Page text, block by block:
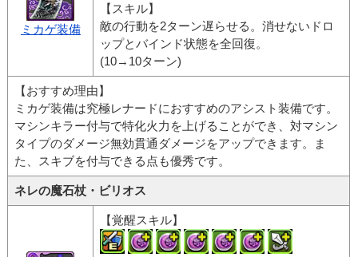
ミカゲ装備
【スキル】
敵の行動を2ターン遅らせる。消せないドロ
ップとバインド状態を全回復。
(10→10ターン)
【おすすめ理由】
ミカゲ装備は究極レナードにおすすめのアシスト装備です。
マシンキラー付与で特化火力を上げることができ、対マシン
タイプのダメージ無効貫通ダメージをアップできます。ま
た、スキブを付与できる点も優秀です。
ネレの魔石杖・ビリオス
【覚醒スキル】